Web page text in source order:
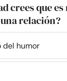
crees que es
relación?
del humor